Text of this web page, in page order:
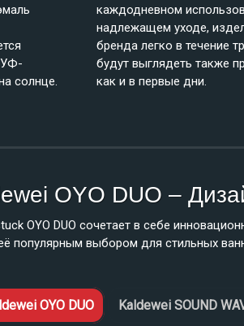
УФ-
солнце.
каждодневном
надлежащем уходе,
бренда легко в течение
будут выглядеть также
как и в первые дни.
OYO DUO –
OYO DUO сочетает в себе
популярным выбором для стильных
OYO DUO Kaldewei SOUND